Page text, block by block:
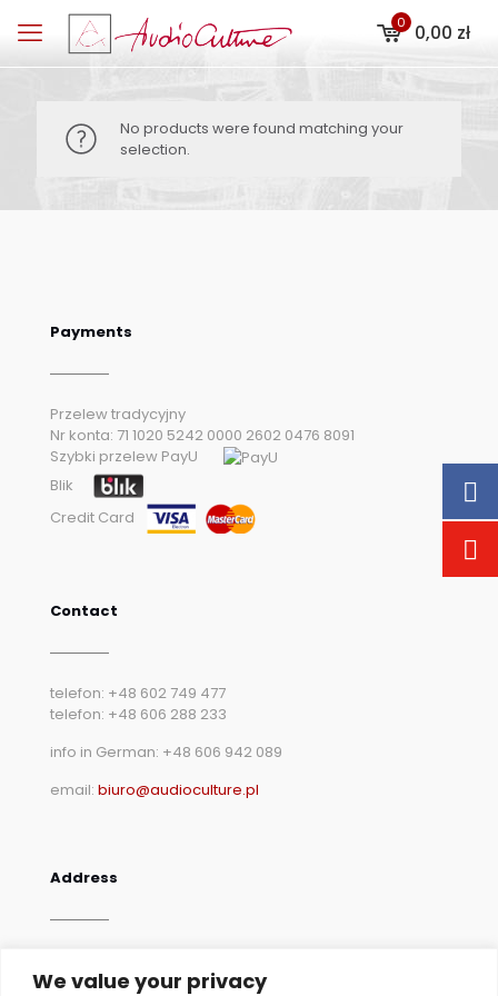
We value your privacy
0 0,00 zł
No products were found matching your
selection.
Payments
Przelew tradycyjny
Nr konta: 71 1020 5242 0000 2602 0476 8091
Szybki przelew PayU
Blik
Credit Card
Contact
telefon: +48 602 749 477
telefon: +48 606 288 233
info in German: +48 606 942 089
email: biuro@audioculture.pl
Address
ul. Rumiankowa 21